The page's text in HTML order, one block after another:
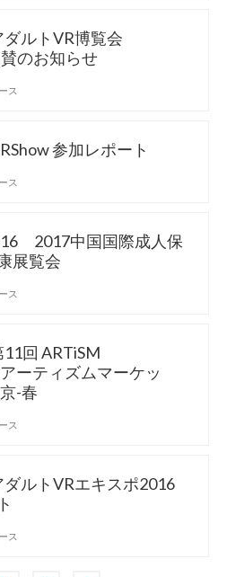
ダルトVR博覧会
のお知らせ
ス
参加レポート
ス
16 2017中国国際成人保
展覧会
ス
回 ARTiSM
ーティズムマーケッ
-春
ス
ダルトVRエキスポ2016
ス